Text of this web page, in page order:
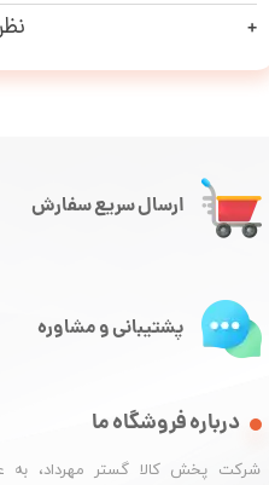
ارسال سریع سفارش
درباره فروشگاه ما
شرکت پخش کالا گستر مهرداد، به
پشتیبانی و مشاوره